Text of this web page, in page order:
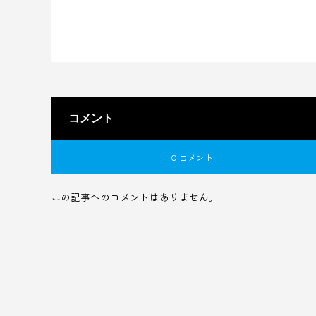
コメント
0 コメント
この記事へのコメントはありません。